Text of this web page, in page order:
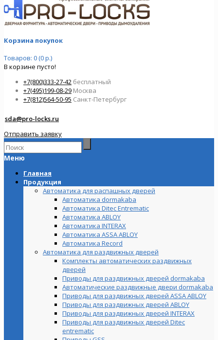
Корзина покупок
Товаров: 0 (0 р.)
В корзине пусто!
+7(800)333-27-42 бесплатный
+7(495)199-08-29 Москва
+7(812)564-50-95 Санкт-Петербург
sda@pro-locks.ru
Отправить заявку
Меню
Главная
Продукция
Автоматика для распашных дверей
Автоматика dormakaba
Автоматика Ditec Entrematic
Автоматика ABLOY
Автоматика INTERAX
Автоматика ASSA ABLOY
Автоматика Record
Автоматика для раздвижных дверей
Комплекты автоматических раздвижных
дверей
Приводы для раздвижных дверей dormakaba
Автоматические раздвижные двери dormakaba
Приводы для раздвижных дверей ASSA ABLOY
Приводы для раздвижных дверей ABLOY
Приводы для раздвижных дверей INTERAX
Приводы для раздвижных дверей Ditec
entrematic